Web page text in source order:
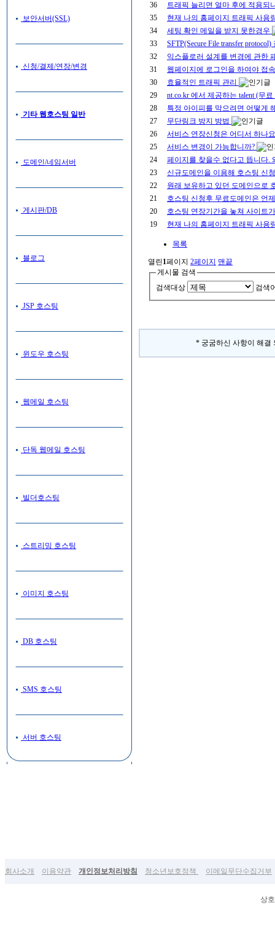
보안서버(SSL)
신청/결제/연장/변경
기타 웹호스팅 일반
도메인/네임서버
게시판/DB
블로그
JSP 호스팅
윈도우 호스팅
웹메일 호스팅
단독 웹메일 호스팅
빌더호스팅
스트리밍 호스팅
이미지 호스팅
DB 호스팅
SMS 호스팅
서버 호스팅
36
트래픽 늘리면 얼마 후에 적용되
35
현재 나의 홈페이지 트래픽 사용
34
세팅 확인 메일을 받지 못한경우
33
SFTP(Secure File transfer
32
익스플로러 설계를 변경에 관한
31
웹페이지에 로그인을 하여야 접
30
효율적인 트래픽 관리
29
nt.co.kr 에서 제공하는 talent (무
28
특정 아이피를 막으려면 어떻게
27
무단링크 방지 방법
26
서비스 연장신청은 어디서 하나
25
서비스 변경이 가능합니까?
24
페이지를 찾을수 없다고 뜹니다.
23
신규도메인을 이용해 호스팅 신
22
원래 보유하고 있던 도메인으로
21
호스팅 신청후 무료도메인은 언
20
호스팅 연장기간을 놓쳐 사이트
19
현재 나의 홈페이지 트래픽 사용
목록
열린1페이지 2페이지 맨끝
게시물 검색
검색대상
검색
* 궁굼하신 사항이 해결
회사소개 이용약관 개인정보처리방침 청소년보호정책 이메일무단수집거부
상